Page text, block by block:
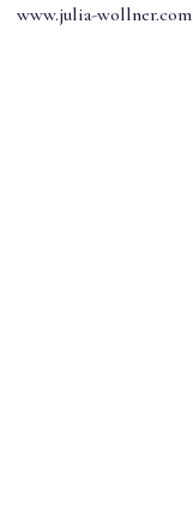
www.julia-wollner.com